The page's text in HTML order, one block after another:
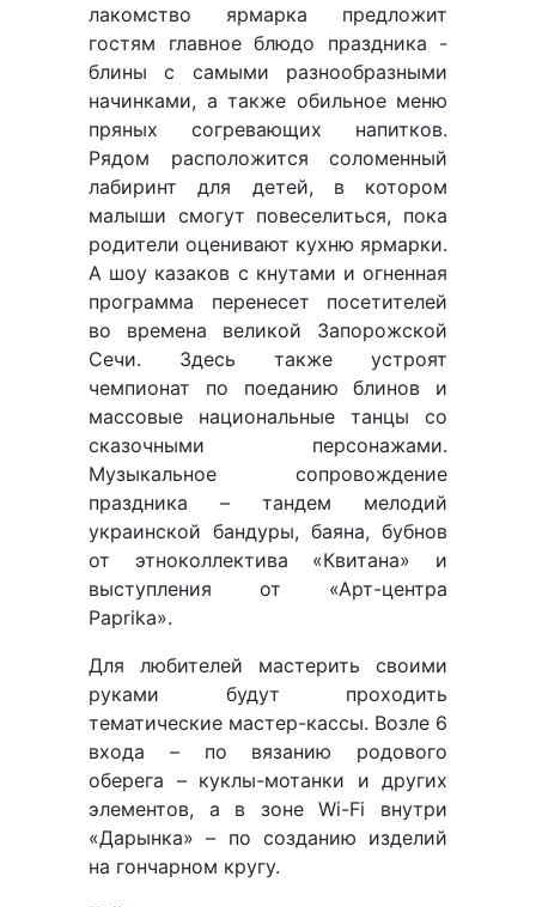
лакомство ярмарка предложит
гостям главное блюдо праздника -
блины с самыми разнообразными
начинками, а также обильное меню
пряных согревающих напитков.
Рядом расположится соломенный
лабиринт для детей, в котором
малыши смогут повеселиться, пока
родители оценивают кухню ярмарки.
А шоу казаков с кнутами и огненная
программа перенесет посетителей
во времена великой Запорожской
Сечи. Здесь также устроят
чемпионат по поеданию блинов и
массовые национальные танцы со
сказочными персонажами.
Музыкальное сопровождение
праздника – тандем мелодий
украинской бандуры, баяна, бубнов
от этноколлектива «Квитана» и
выступления от «Арт-центра
Paprika».
Для любителей мастерить своими
руками будут проходить
тематические мастер-кассы. Возле 6
входа – по вязанию родового
оберега – куклы-мотанки и других
элементов, а в зоне Wi-Fi внутри
«Дарынка» – по созданию изделий
на гончарном кругу.